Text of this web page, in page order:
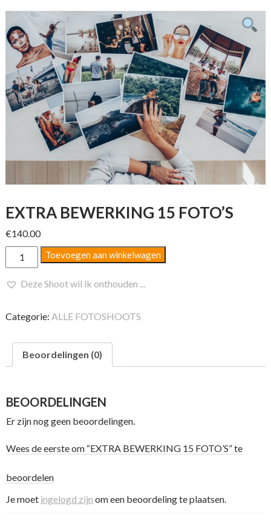
EXTRA BEWERKING 15 FOTO’S
€140.00
EXTRA
BEWERKING
15
FOTO'S
Toevoegen aan winkelwagen
Deze Shoot wil ik onthouden ...
Categorie: ALLE FOTOSHOOTS
Beoordelingen (0)
BEOORDELINGEN
Er zijn nog geen beoordelingen.
Wees de eerste om “EXTRA BEWERKING 15 FOTO’S” te
beoordelen
Je moet ingelogd zijn om een beoordeling te plaatsen.